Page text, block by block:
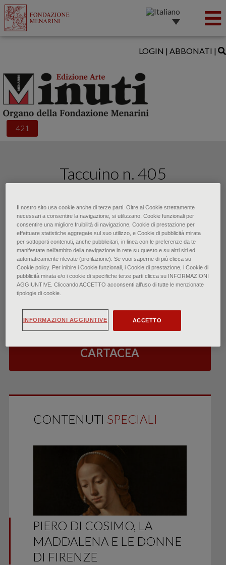
421
LOGIN | ABBONATI |
Taccuino n. 405
ESEGUI IL LOGIN
PER LEGGERE L’ARTICOLO
CARTACEA
CONTENUTI SPECIALI
PIERO DI COSIMO, LA
MADDALENA E LE DONNE
DI FIRENZE
Il nostro sito usa cookie anche di terze parti. Oltre ai Cookie strettamente
necessari a consentire la navigazione, si utilizzano, Cookie funzionali per
consentire una migliore fruibilità di navigazione, Cookie di prestazione per
effettuare statistiche aggregate sul suo utilizzo, e Cookie di pubblicità mirata
per sottoporti contenuti, anche pubblicitari, in linea con le preferenze da te
manifestate nell‘ambito della navigazione in rete su questo e su altri siti ed
automaticamente rilevate (profilazione). Se vuoi saperne di più clicca su
Cookie policy. Per inibire i Cookie funzionali, i Cookie di prestazione, i Cookie di
pubblicità mirata e/o i cookie di specifiche terze parti clicca su INFORMAZIONI
AGGIUNTIVE. Cliccando ACCETTO acconsenti all’uso di tutte le menzionate
tipologie di cookie.
ACCETTO
INFORMAZIONI AGGIUNTIVE